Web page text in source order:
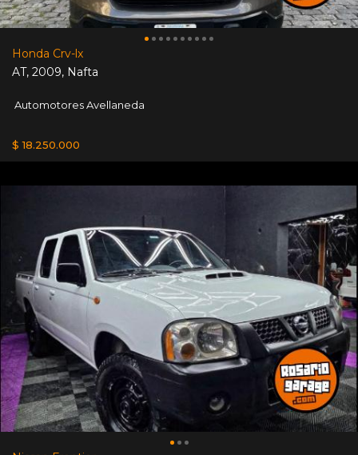
Honda Crv-lx
AT, 2009, Nafta
Automotores Avellaneda
$ 18.250.000